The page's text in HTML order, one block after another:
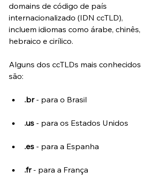
domains de código de país
internacionalizado (IDN ccTLD),
incluem idiomas como árabe, chinês,
hebraico e cirílico.
Alguns dos ccTLDs mais conhecidos
são:
.br - para o Brasil
.us - para os Estados Unidos
.es - para a Espanha
.fr - para a França